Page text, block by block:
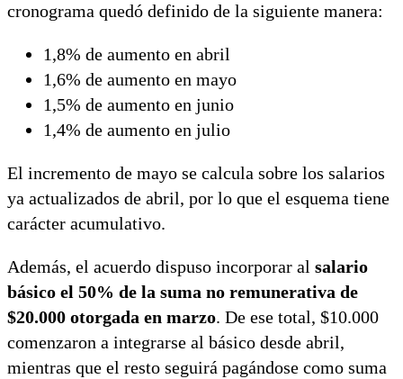
cronograma quedó definido de la siguiente manera:
1,8% de aumento en abril
1,6% de aumento en mayo
1,5% de aumento en junio
1,4% de aumento en julio
El incremento de mayo se calcula sobre los salarios
ya actualizados de abril, por lo que el esquema tiene
carácter acumulativo.
Además, el acuerdo dispuso incorporar al salario
básico el 50% de la suma no remunerativa de
$20.000 otorgada en marzo. De ese total, $10.000
comenzaron a integrarse al básico desde abril,
mientras que el resto seguirá pagándose como suma